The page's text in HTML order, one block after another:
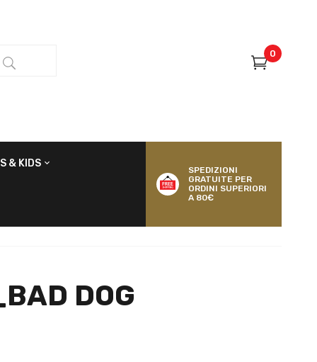
0
& KIDS
SPEDIZIONI
GRATUITE PER
ORDINI SUPERIORI
A 80€
DOG